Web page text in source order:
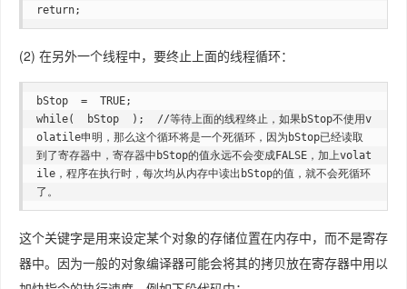
return;
(2) 在另外一个线程中，要终止上面的线程循环：
bStop  =  TRUE;
while(  bStop  );  //等待上面的线程终止，如果bStop不使用v
olatile申明，那么这个循环将是一个死循环，因为bStop已经读取
到了寄存器中，寄存器中bStop的值永远不会变成FALSE，加上volat
ile，程序在执行时，每次均从内存中读出bStop的值，就不会死循环
了。
这个关键字是用来设定某个对象的存储位置在内存中，而不是寄存
器中。因为一般的对象编译器可能会将其的拷贝放在寄存器中用以